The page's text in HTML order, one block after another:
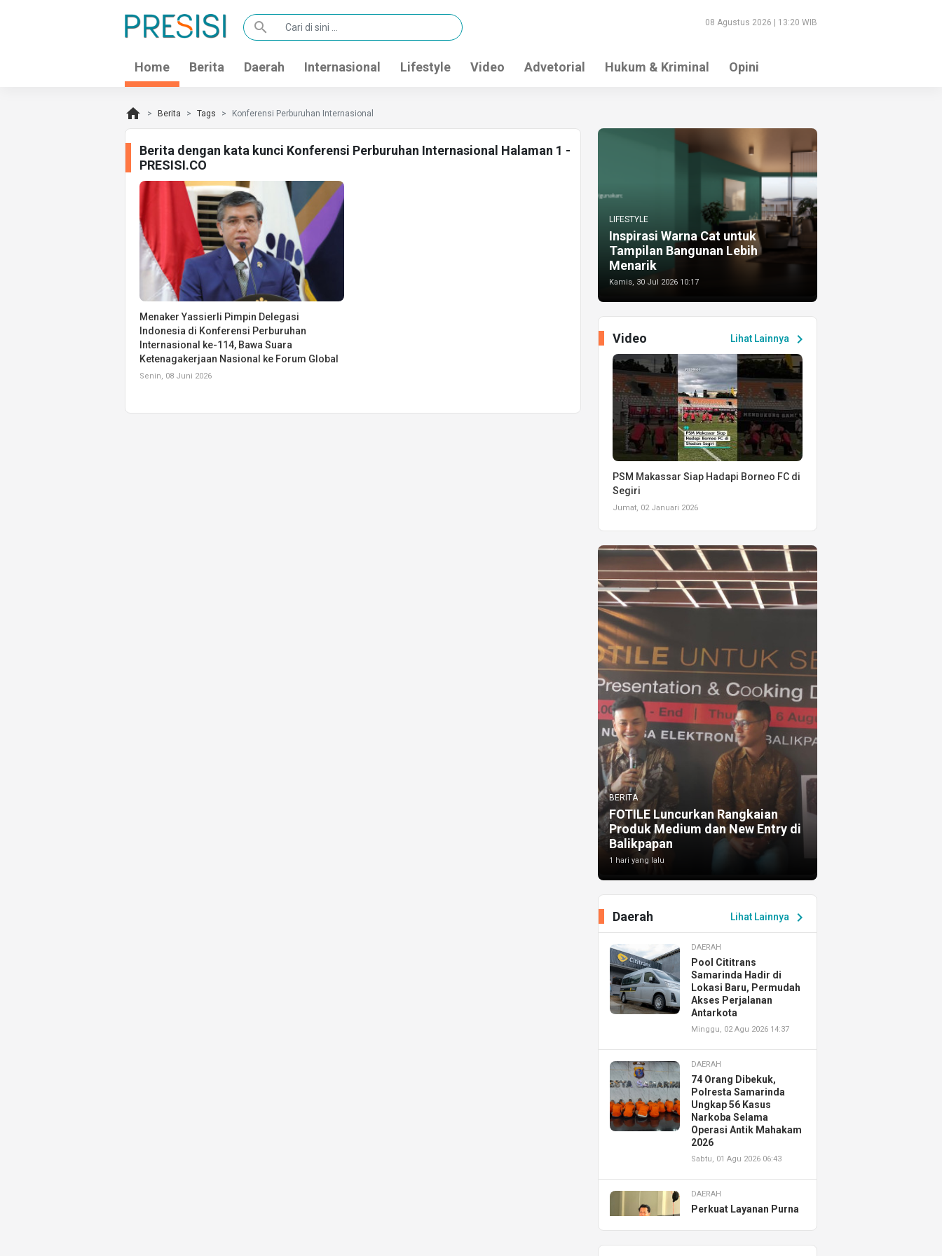
search 08 Agustus 2026 | 13:20 WIB
Home Berita Daerah Internasional Lifestyle Video Advetorial Hukum & Kriminal Opini
home Berita Tags Konferensi Perburuhan Internasional
Berita dengan kata kunci Konferensi Perburuhan Internasional Halaman 1 -
PRESISI.CO
Menaker Yassierli Pimpin Delegasi
Indonesia di Konferensi Perburuhan
Internasional ke-114, Bawa Suara
Ketenagakerjaan Nasional ke Forum Global
Senin, 08 Juni 2026
LIFESTYLE
Inspirasi Warna Cat untuk
Tampilan Bangunan Lebih
Menarik
Kamis, 30 Jul 2026 10:17
Lihat Lainnya chevron_right
Video
PSM Makassar Siap Hadapi Borneo FC di
Segiri
Jumat, 02 Januari 2026
BERITA
FOTILE Luncurkan Rangkaian
Produk Medium dan New Entry di
Balikpapan
1 hari yang lalu
Lihat Lainnya chevron_right
Daerah
DAERAH
Pool Cititrans
Samarinda Hadir di
Lokasi Baru, Permudah
Akses Perjalanan
Antarkota
Minggu, 02 Agu 2026 14:37
DAERAH
74 Orang Dibekuk,
Polresta Samarinda
Ungkap 56 Kasus
Narkoba Selama
Operasi Antik Mahakam
2026
Sabtu, 01 Agu 2026 06:43
DAERAH
Perkuat Layanan Purna
Resmikan AHASS